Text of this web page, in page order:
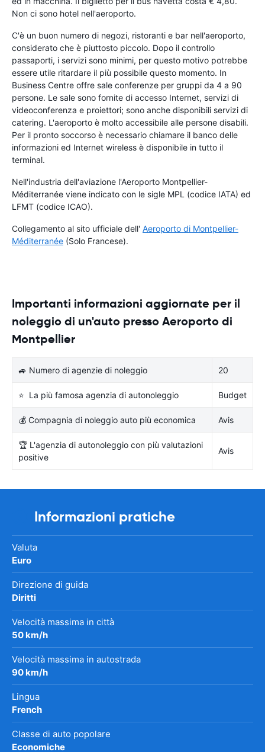
Non ci sono hotel nell'aeroporto.
C'è un buon numero di negozi, ristoranti e bar nell'aeroporto,
considerato che è piuttosto piccolo. Dopo il controllo
passaporti, i servizi sono minimi, per questo motivo potrebbe
essere utile ritardare il più possibile questo momento. In
Business Centre offre sale conferenze per gruppi da 4 a 90
persone. Le sale sono fornite di accesso Internet, servizi di
videoconferenza e proiettori; sono anche disponibili servizi di
catering. L'aeroporto è molto accessibile alle persone disabili.
Per il pronto soccorso è necessario chiamare il banco delle
informazioni ed Internet wireless è disponibile in tutto il
terminal.
Nell'industria dell'aviazione l'Aeroporto Montpellier-
Méditerranée viene indicato con le sigle MPL (codice IATA) ed
LFMT (codice ICAO).
Collegamento al sito ufficiale dell' Aeroporto di Montpellier-
Méditerranée (Solo Francese).
Importanti informazioni aggiornate per il
noleggio di un'auto presso Aeroporto di
Montpellier
🚙 Numero di agenzie di noleggio 20
⭐ La più famosa agenzia di autonoleggio Budget
💰 Compagnia di noleggio auto più economica Avis
🏆 L'agenzia di autonoleggio con più valutazioni
positive
Avis
Informazioni pratiche
Valuta
Euro
Direzione di guida
Diritti
Velocità massima in città
50 km/h
Velocità massima in autostrada
90 km/h
Lingua
French
Classe di auto popolare
Economiche